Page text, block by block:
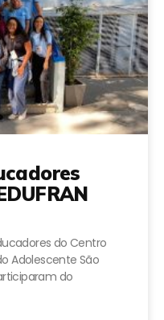
do Centro
Adolescente São
do